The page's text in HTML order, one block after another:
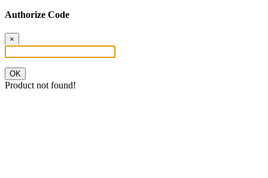
Authorize Code
×
OK
Product not found!